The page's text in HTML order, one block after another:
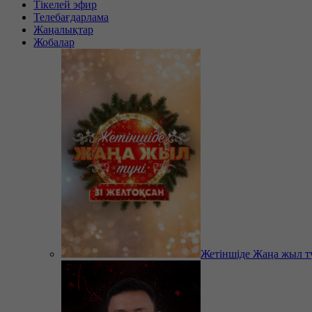
Тікелей эфир
Телебағдарлама
Жаңалықтар
Жобалар
Жетіншіде Жаңа жыл